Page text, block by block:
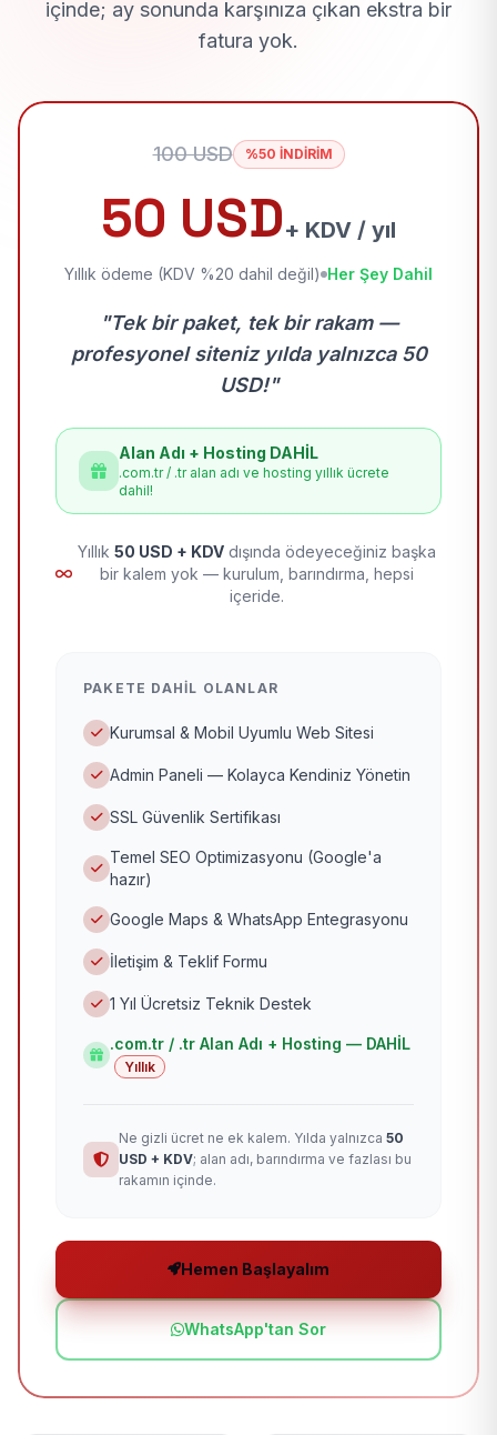
içinde; ay sonunda karşınıza çıkan ekstra bir
fatura yok.
100 USD %50 İNDİRİM
50 USD+ KDV / yıl
Yıllık ödeme (KDV %20 dahil değil) Her Şey Dahil
"Tek bir paket, tek bir rakam —
profesyonel siteniz yılda yalnızca 50
USD!"
Alan Adı + Hosting DAHİL
.com.tr / .tr alan adı ve hosting yıllık ücrete
dahil!
Yıllık 50 USD + KDV dışında ödeyeceğiniz başka
bir kalem yok — kurulum, barındırma, hepsi
içeride.
PAKETE DAHIL OLANLAR
Kurumsal & Mobil Uyumlu Web Sitesi
Admin Paneli — Kolayca Kendiniz Yönetin
SSL Güvenlik Sertifikası
Temel SEO Optimizasyonu (Google'a
hazır)
Google Maps & WhatsApp Entegrasyonu
İletişim & Teklif Formu
1 Yıl Ücretsiz Teknik Destek
.com.tr / .tr Alan Adı + Hosting — DAHİL
Yıllık
Ne gizli ücret ne ek kalem. Yılda yalnızca 50
USD + KDV; alan adı, barındırma ve fazlası bu
rakamın içinde.
Hemen Başlayalım
WhatsApp'tan Sor